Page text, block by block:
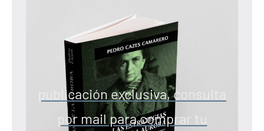
publicación exclusiva, consulta
por mail para comprar tu